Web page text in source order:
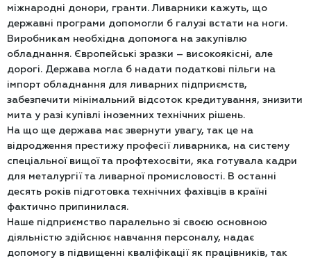
міжнародні донори, гранти. Ливарники кажуть, що
державні програми допомогли б галузі встати на ноги.
Виробникам необхідна допомога на закупівлю
обладнання. Європейські зразки – високоякісні, але
дорогі. Держава могла б надати податкові пільги на
імпорт обладнання для ливарних підприємств,
забезпечити мінімальний відсоток кредитування, знизити
мита у разі купівлі іноземних технічних рішень.
На що ще держава має звернути увагу, так це на
відродження престижу професії ливарника, на систему
спеціальної вищої та профтехосвіти, яка готувала кадри
для металургії та ливарної промисловості. В останні
десять років підготовка технічних фахівців в країні
фактично припинилася.
Наше підприємство паралельно зі своєю основною
діяльністю здійснює навчання персоналу, надає
допомогу в підвищенні кваліфікації як працівників, так